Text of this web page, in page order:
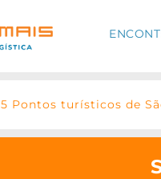
5 Pontos turísticos de